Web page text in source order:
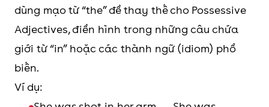
dùng mạo từ “the” để thay thế cho Possessive
Adjectives, điển hình trong những câu chứa
giới từ “in” hoặc các thành ngữ (idiom) phổ
biến.
Ví dụ: